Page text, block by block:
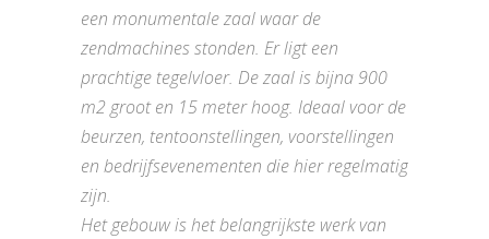
een monumentale zaal waar de
zendmachines stonden. Er ligt een
prachtige tegelvloer. De zaal is bijna 900
m2 groot en 15 meter hoog. Ideaal voor de
beurzen, tentoonstellingen, voorstellingen
en bedrijfsevenementen die hier regelmatig
zijn.
Het gebouw is het belangrijkste werk van